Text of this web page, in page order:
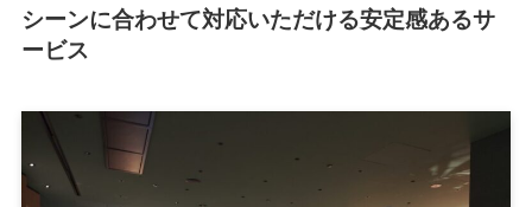
シーンに合わせて対応いただける安定感あるサ
ービス